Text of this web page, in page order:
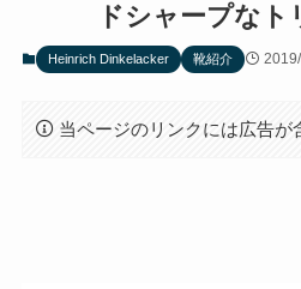
ドシャープなト
Heinrich Dinkelacker 靴紹介
当ページのリンクには広告が